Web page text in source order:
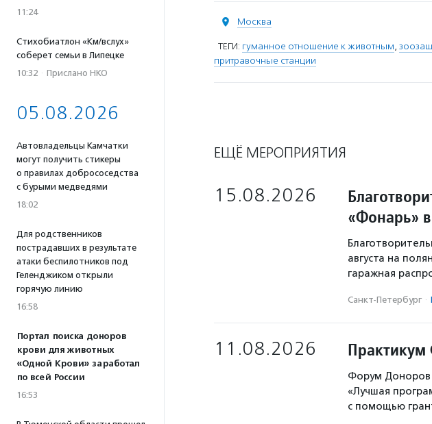
11:24
Стихобиатлон «Км/вслух»
соберет семьи в Липецке
10:32 · Прислано НКО
05.08.2026
Автовладельцы Камчатки
могут получить стикеры
о правилах добрососедства
с бурыми медведями
18:02
Для родственников
пострадавших в результате
атаки беспилотников под
Геленджиком открыли
горячую линию
16:58
Портал поиска доноров
крови для животных
«Одной Крови» заработал
по всей России
16:53
Москва
ТЕГИ: гуманное отношение к животным,
притравочные станции
ЕЩЁ МЕРОПРИЯТИЯ
15.08.2026
«Фонарь»
августа на
гаражная
Санкт-Петербург ·
11.08.2026
Форум Доноров
«Лучшая
с помощью